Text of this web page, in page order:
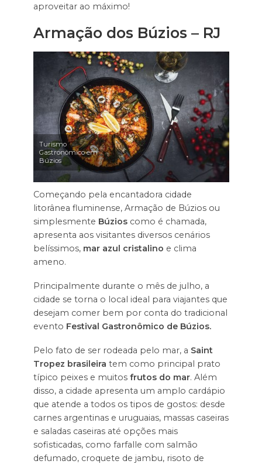
aproveitar ao máximo!
Armação dos Búzios – RJ
Turismo
Gastronômico em
Búzios
Começando pela encantadora cidade
litorânea fluminense, Armação de Búzios ou
simplesmente Búzios como é chamada,
apresenta aos visitantes diversos cenários
belíssimos, mar azul cristalino e clima
ameno.
Principalmente durante o mês de julho, a
cidade se torna o local ideal para viajantes que
desejam comer bem por conta do tradicional
evento Festival Gastronômico de Búzios.
Pelo fato de ser rodeada pelo mar, a Saint
Tropez brasileira tem como principal prato
típico peixes e muitos frutos do mar. Além
disso, a cidade apresenta um amplo cardápio
que atende a todos os tipos de gostos: desde
carnes argentinas e uruguaias, massas caseiras
e saladas caseiras até opções mais
sofisticadas, como farfalle com salmão
defumado, croquete de jambu, risoto de